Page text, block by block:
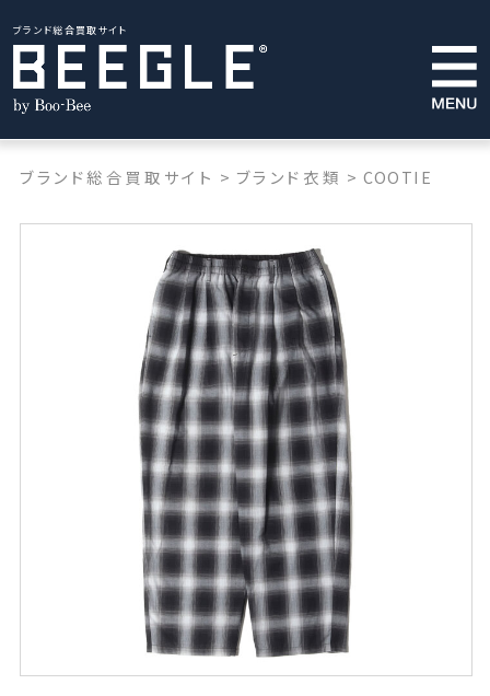
ブランド総合買取サイト
ブランド総合買取サイト > ブランド衣類 > COOTIE